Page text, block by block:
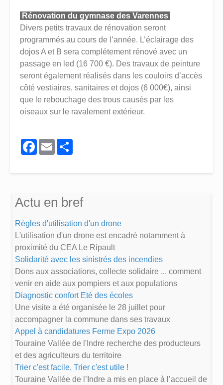
Rénovation du gymnase des Varennes
Divers petits travaux de rénovation seront
programmés au cours de l’année. L’éclairage des
dojos A et B sera complétement rénové avec un
passage en led (16 700 €). Des travaux de peinture
seront également réalisés dans les couloirs d’accès
côté vestiaires, sanitaires et dojos (6 000€), ainsi
que le rebouchage des trous causés par les
oiseaux sur le ravalement extérieur.
Facebook
Email
Actu en bref
Règles d'utilisation d'un drone
L'utilisation d'un drone est encadré notamment à
proximité du CEA Le Ripault
Solidarité avec les sinistrés des incendies
Dons aux associations, collecte solidaire ... comment
venir en aide aux pompiers et aux populations
Diagnostic confort Eté des écoles
Une visite a été organisée le 28 juillet pour
accompagner la commune dans ses travaux
Appel à candidatures Ferme Expo 2026
Touraine Vallée de l'Indre recherche des producteurs
et des agriculteurs du territoire
Trier c'est facile, Trier c'est utile !
Touraine Vallée de l’Indre a mis en place à l’accueil de